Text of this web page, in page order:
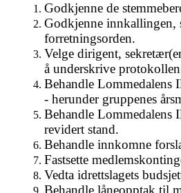
Godkjenne de
Godkjenne innkallingen,
forretningsorden.
Velge dirigent,
å underskrive
Behandle Lommedalens
- herunder gruppenes
Behandle Lommedalens
revidert stand.
Behandle innkomne
Fastsette
Vedta idrettslagets
Behandle låneopptak til